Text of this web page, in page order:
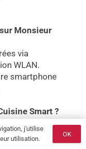
Monsieur
via
WLAN.
smartphone
Smart ?
intuitif qui vous
à pas facilitent
j'utilise
utilisation.
OK